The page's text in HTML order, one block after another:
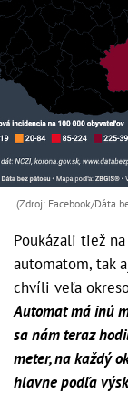
(Zdroj: Facebook/Dáta
Poukázali tiež
automatom, tak
chvíli veľa
Automat má inú
sa nám teraz
meter, na každý
hlavne podľa